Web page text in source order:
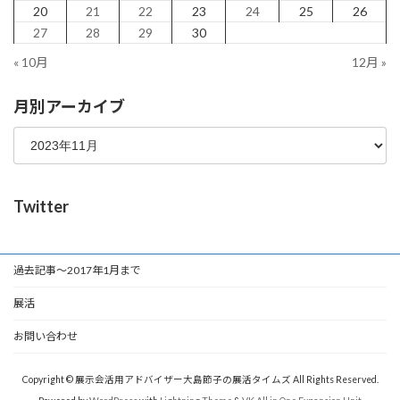
20 21 22 23 24 25
26
27
28 29
30
« 10月
12月 »
月別アーカイブ
Twitter
過去記事～2017年1月まで
展活
お問い合わせ
Copyright © 展示会活用アドバイザー大島節子の展活タイムズ All Rights Reserved.